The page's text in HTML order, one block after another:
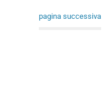
pagina successiva